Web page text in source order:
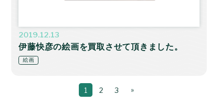
2019.12.13
伊藤快彦の絵画を買取させて頂きました。
絵画
1 2 3 »